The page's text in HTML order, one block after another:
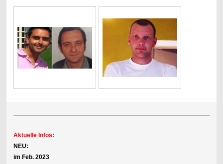
Aktuelle Infos:
NEU:
im Feb. 2023